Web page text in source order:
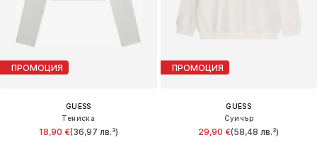
ПРОМОЦИЯ
GUESS
Тениска
18,90 €(36,97 лв.³)
ПРОМОЦИЯ
GUESS
Суичър
29,90 €(58,48 лв.³)